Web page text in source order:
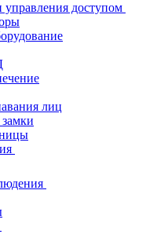
управления доступом
лиц